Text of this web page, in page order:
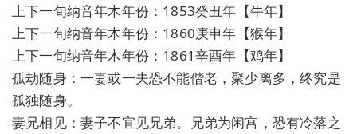
上下一旬纳音年木年份：1853癸丑年【牛年】
上下一旬纳音年木年份：1860庚申年【猴年】
上下一旬纳音年木年份：1861辛酉年【鸡年】
孤劫随身：一妻或一夫恐不能偕老，聚少离多，终究是
孤独随身。
妻兄相见：妻子不宜见兄弟。兄弟为闲宫，恐有冷落之